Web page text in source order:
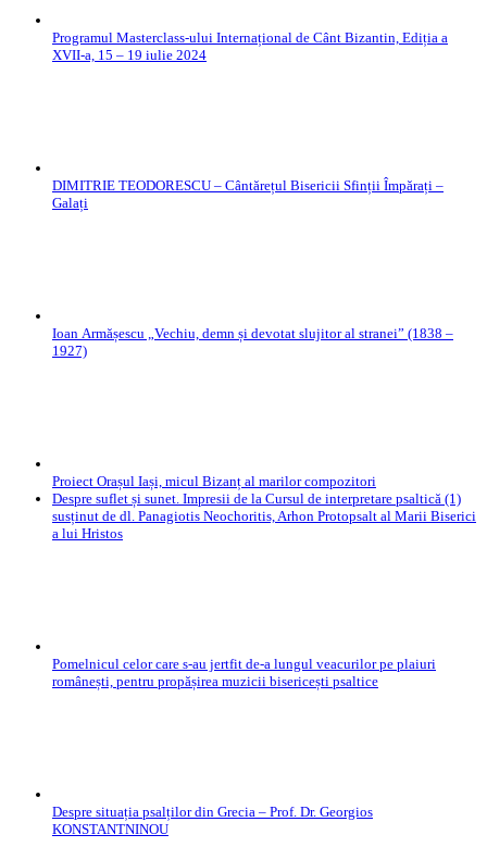
Programul Masterclass-ului Internațional de Cânt Bizantin, Ediția a
XVII-a, 15 – 19 iulie 2024
DIMITRIE TEODORESCU – Cântărețul Bisericii Sfinții Împărați –
Galați
Ioan Armășescu „Vechiu, demn și devotat slujitor al stranei” (1838 –
1927)
Proiect Orașul Iași, micul Bizanț al marilor compozitori
Despre suflet și sunet. Impresii de la Cursul de interpretare psaltică (1)
susținut de dl. Panagiotis Neochoritis, Arhon Protopsalt al Marii Biserici
a lui Hristos
Pomelnicul celor care s-au jertfit de-a lungul veacurilor pe plaiuri
românești, pentru propășirea muzicii bisericești psaltice
Despre situația psalților din Grecia – Prof. Dr. Georgios
KONSTANTNINOU